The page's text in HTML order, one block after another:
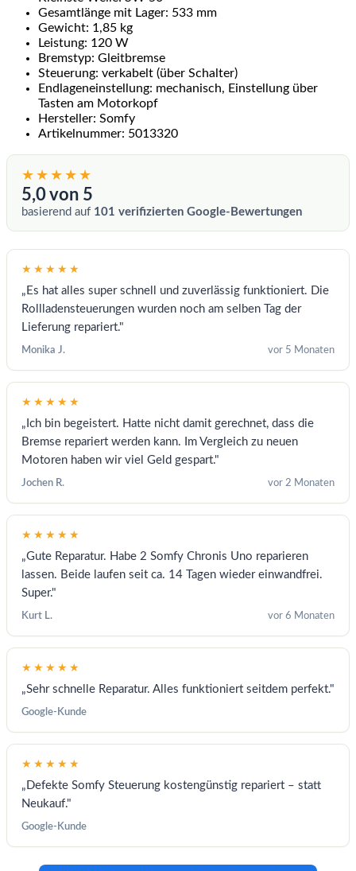
Gesamtlänge mit Lager: 533 mm
Gewicht: 1,85 kg
Leistung: 120 W
Bremstyp: Gleitbremse
Steuerung: verkabelt (über Schalter)
Endlageneinstellung: mechanisch, Einstellung über
Tasten am Motorkopf
Hersteller: Somfy
Artikelnummer: 5013320
★★★★★
5,0 von 5
basierend auf 101 verifizierten Google-Bewertungen
★★★★★
„Es hat alles super schnell und zuverlässig funktioniert. Die
Rollladensteuerungen wurden noch am selben Tag der
Lieferung repariert."
Monika J. vor 5 Monaten
★★★★★
„Ich bin begeistert. Hatte nicht damit gerechnet, dass die
Bremse repariert werden kann. Im Vergleich zu neuen
Motoren haben wir viel Geld gespart."
Jochen R. vor 2 Monaten
★★★★★
„Gute Reparatur. Habe 2 Somfy Chronis Uno reparieren
lassen. Beide laufen seit ca. 14 Tagen wieder einwandfrei.
Super."
Kurt L. vor 6 Monaten
★★★★★
„Sehr schnelle Reparatur. Alles funktioniert seitdem perfekt."
Google-Kunde
★★★★★
„Defekte Somfy Steuerung kostengünstig repariert – statt
Neukauf."
Google-Kunde